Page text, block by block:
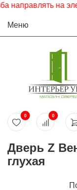
на
Меню
0 0
Дверь Z
глухая